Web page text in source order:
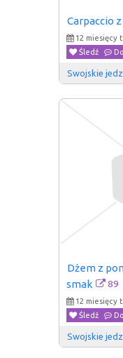
Carpaccio
12 miesięcy
Śledź
Swojskie
Dżem z
smak
89
12 miesięcy
Śledź
Swojskie